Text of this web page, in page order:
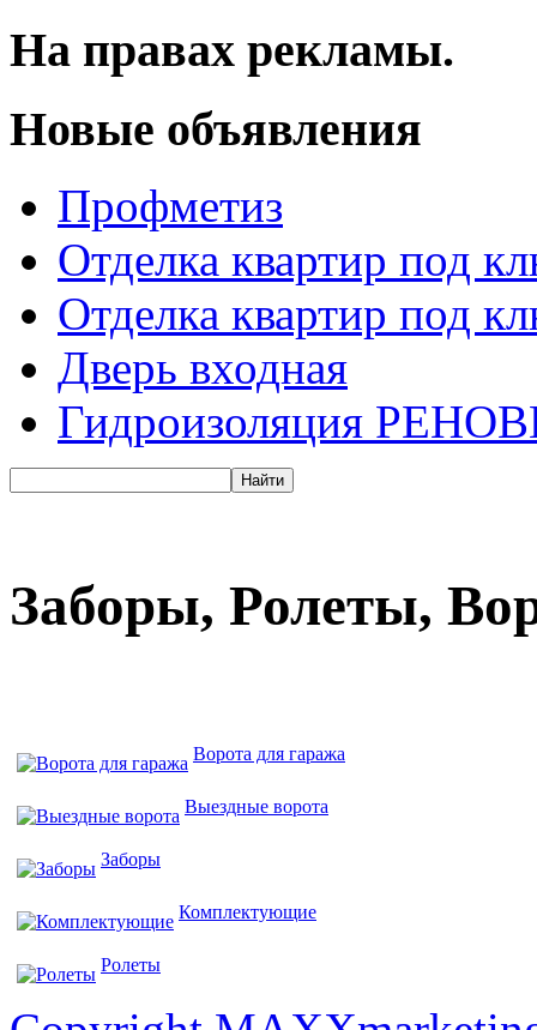
На правах рекламы.
Новые объявления
Профметиз
Отделка квартир под
Отделка квартир под
Дверь входная
Гидроизоляция
Заборы, Ролеты,
Ворота для гаража
Выездные ворота
Заборы
Комплектующие
Ролеты